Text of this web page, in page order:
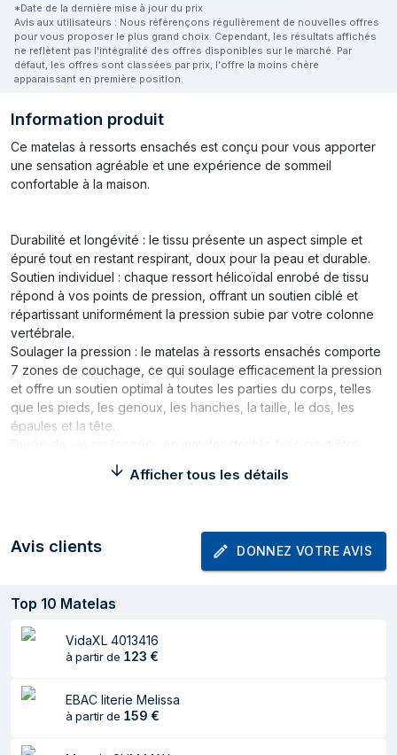
*Date de la dernière mise à jour du prix
Avis aux utilisateurs : Nous référençons régulièrement de nouvelles offres
pour vous proposer le plus grand choix. Cependant, les résultats affichés
ne reflètent pas l'intégralité des offres disponibles sur le marché. Par
défaut, les offres sont classées par prix, l'offre la moins chère
apparaissant en première position.
Information produit
Ce matelas à ressorts ensachés est conçu pour vous apporter
une sensation agréable et une expérience de sommeil
confortable à la maison.
Durabilité et longévité : le tissu présente un aspect simple et
épuré tout en restant respirant, doux pour la peau et durable.
Soutien individuel : chaque ressort hélicoïdal enrobé de tissu
répond à vos points de pression, offrant un soutien ciblé et
répartissant uniformément la pression subie par votre colonne
vertébrale.
Soulager la pression : le matelas à ressorts ensachés comporte
7 zones de couchage, ce qui soulage efficacement la pression
et offre un soutien optimal à toutes les parties du corps, telles
que les pieds, les genoux, les hanches, la taille, le dos, les
épaules et la tête.
retourné et utilisé des deux côtés, ce qui est conçu pour
assurer la longévité et l'usure régulière du matelas en vous
fermeture éclair, ce qui permet de retirer facilement la housse
pour la nettoyer.
Confort accru : le matelas à ressorts est conçu avec plusieurs
isolant et une couche de ressorts. Cette combinaison offre une
sensation de douceur et de confort pour toutes les positions de
sommeil. En outre, le matelas absorbe efficacement les bruits et
les vibrations provoqués par les mouvements de rotation,
garantissant ainsi un sommeil paisible et non perturbé.
Bon à savoir :
Afficher tous les détails
Avis clients DONNEZ VOTRE AVIS
Top 10 Matelas
VidaXL 4013416
à partir de 123 €
EBAC literie Melissa
à partir de 159 €